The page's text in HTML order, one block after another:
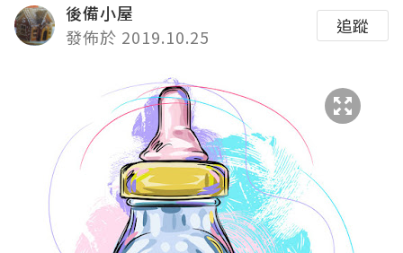
後備小屋
發佈於 2019.10.25
追蹤